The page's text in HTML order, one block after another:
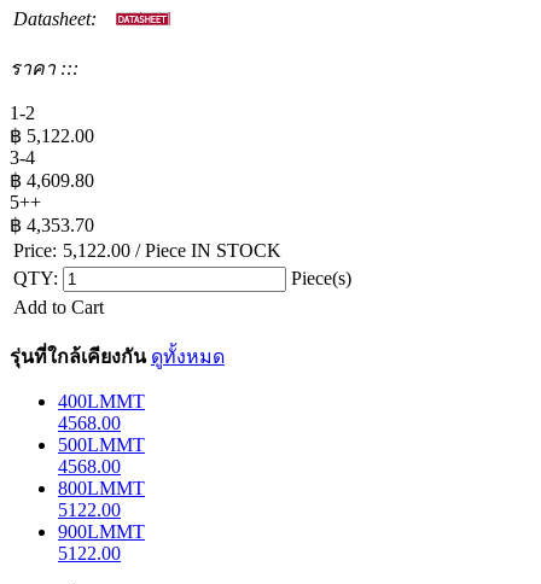
Datasheet:
ราคา :::
1-2
฿ 5,122.00
3-4
฿ 4,609.80
5++
฿ 4,353.70
Price: 5,122.00 / Piece IN STOCK
QTY:
Piece(s)
Add to Cart
รุ่นที่ใกล้เคียงกัน ดูทั้งหมด
400LMMT
4568.00
500LMMT
4568.00
800LMMT
5122.00
900LMMT
5122.00